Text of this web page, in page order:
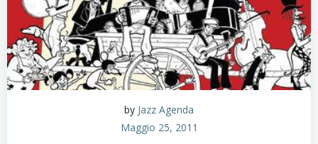
by Jazz Agenda
Maggio 25, 2011